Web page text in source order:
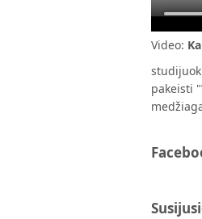
Video:
pakeisti